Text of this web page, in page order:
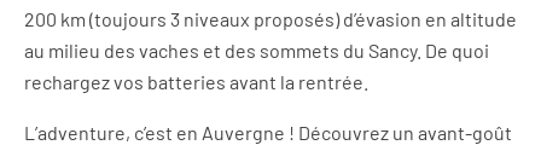
200 km (toujours 3 niveaux proposés) d’évasion en altitude
au milieu des vaches et des sommets du Sancy. De quoi
rechargez vos batteries avant la rentrée.
L’adventure, c’est en Auvergne ! Découvrez un avant-goût